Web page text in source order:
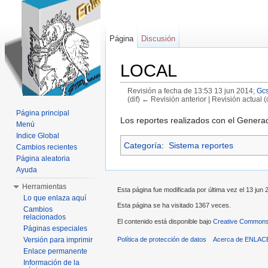
LOCAL
Revisión a fecha de 13:53 13 jun 2014;
(dif) ← Revisión anterior | Revisión actual
Los reportes realizados con el
Categoría: Sistema reportes
Página Discusión
Página principal
Menú
Indice Global
Cambios recientes
Página aleatoria
Ayuda
Herramientas
Lo que enlaza aquí
Cambios
relacionados
Páginas especiales
Versión para imprimir
Enlace permanente
Información de la
Esta página fue modificada por última vez el 13 jun
Esta página se ha visitado 1367 veces.
El contenido está disponible bajo Creative
Política de protección de datos Acerca de